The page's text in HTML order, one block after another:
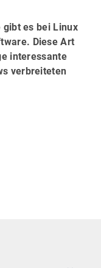
es bei Linux
Diese Art
interessante
verbreiteten